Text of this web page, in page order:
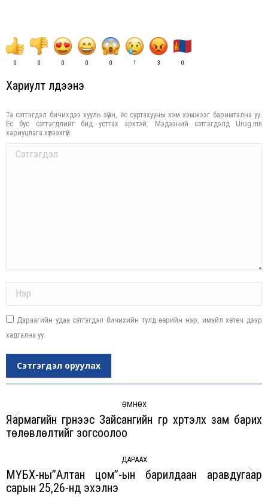
0 0 0 0 0 1 3 0
Хариулт үлдээнэ үү
Та сэтгэгдэл бичихдээ хууль зүйн, ёс суртахууны хэм хэмжээг баримтална уу.
Ёс бус сэтгэгдлийг бид устгах эрхтэй. Мэдээний сэтгэгдэлд Urug.mn
хариуцлага хүлээхгүй.
Comment
Дараагийн удаа сэтгэгдэл бичихийн тулд өөрийн нэр, имэйл хөтөч дээр
хадгална уу.
Сэтгэгдэл оруулах
ӨМНӨХ
Previous
Яармагийн гүүрнээс Зайсангийн гүүр хүртэлх зам барих
төлөвлөлтийг зогсоолоо
ДАРААХ
Next
МҮБХ-ны”Алтан цом”-ын барилдаан аравдугаар
сарын 25,26-нд эхэлнэ